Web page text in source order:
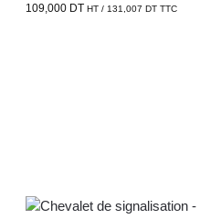
109,000 DT HT / 131,007 DT TTC